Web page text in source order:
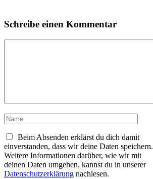
Schreibe einen Kommentar
Name
Beim Absenden erklärst du dich damit
einverstanden, dass wir deine Daten speichern.
Weitere Informationen darüber, wie wir mit
deinen Daten umgehen, kannst du in unserer
Datenschutzerklärung nachlesen.